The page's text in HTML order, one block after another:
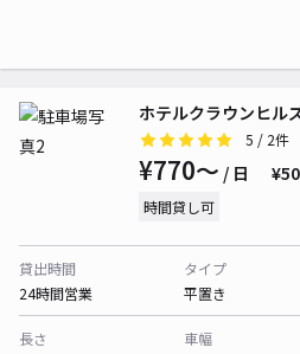
ホテルクラウンヒル
5 / 2件
¥770〜 / 日
時間貸し可
貸出時間
24時間営業
タイプ
平置き
長さ
車幅